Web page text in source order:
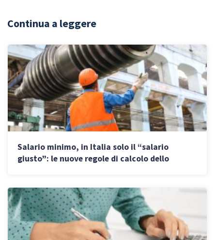
Continua a leggere
Salario minimo, in Italia solo il “salario
giusto”: le nuove regole di calcolo dello